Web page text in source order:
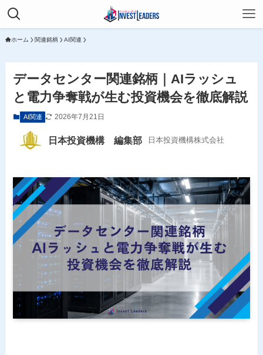
ホーム 関連銘柄 AI関連
データセンター関連銘柄｜AIラッシュ
と電力争奪戦が生む投資機会を徹底解説
AI関連 2026年7月21日
日本投資機構 編集部 日本投資機構株式会社